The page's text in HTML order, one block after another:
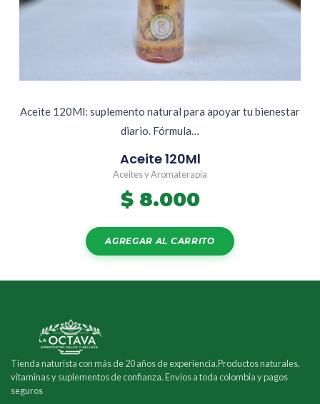
Aceite 120Ml: suplemento natural para apoyar tu bienestar
diario. Fórmula…
Aceite 120Ml
Aceites y Aromaterapia
$8.000
AGREGAR AL CARRITO
Tienda naturista con más de 20 años de experiencia.Productos naturales,
vitaminas y suplementos de confianza. Envios a toda colombia y pagos
seguros